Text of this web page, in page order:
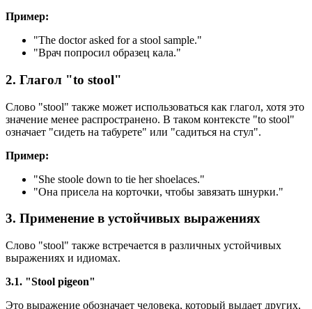
Пример:
"The doctor asked for a stool sample."
"Врач попросил образец кала."
2. Глагол "to stool"
Слово "stool" также может использоваться как глагол, хотя это
значение менее распространено. В таком контексте "to stool"
означает "сидеть на табурете" или "садиться на стул".
Пример:
"She stoole down to tie her shoelaces."
"Она присела на корточки, чтобы завязать шнурки."
3. Применение в устойчивых выражениях
Слово "stool" также встречается в различных устойчивых
выражениях и идиомах.
3.1. "Stool pigeon"
Это выражение обозначает человека, который выдает других,